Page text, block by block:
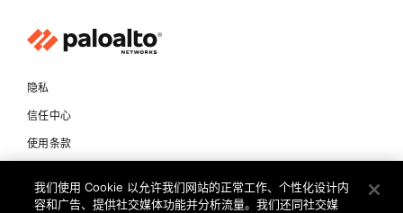
隐私
信任中心
使用条款
我们使用 Cookie 以允许我们网站的正常工作、个性化设计内
容和广告、提供社交媒体功能并分析流量。我们还同社交媒